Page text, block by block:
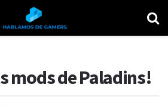
mods de Paladins!